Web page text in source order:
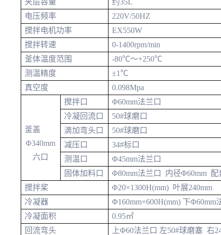
夹层容量
约35L
电压频率
220V/50HZ
搅拌电机功率
EX550W
搅拌转速
0-1400rpm/min
釜体温度范围
-80℃～+250℃
测温精度
±1℃
真空度
0.098Mpa
釜盖
Φ340mm
六口
搅拌口
Φ60mm法兰口
冷凝回流口
50#球磨口
滴加弯头口
50#球磨口
减压口
34#标口
测温口
Φ45mm法兰口
固体加料口
Φ80mm法兰口 内径Φ60mm 配
搅拌桨
Φ20×1300H(mm) 叶展240mm
冷凝器
Φ160mm×600H(mm) 下
冷凝面积
0.95㎡
回流弯头
上Φ60法兰口 左50#球磨塞 右